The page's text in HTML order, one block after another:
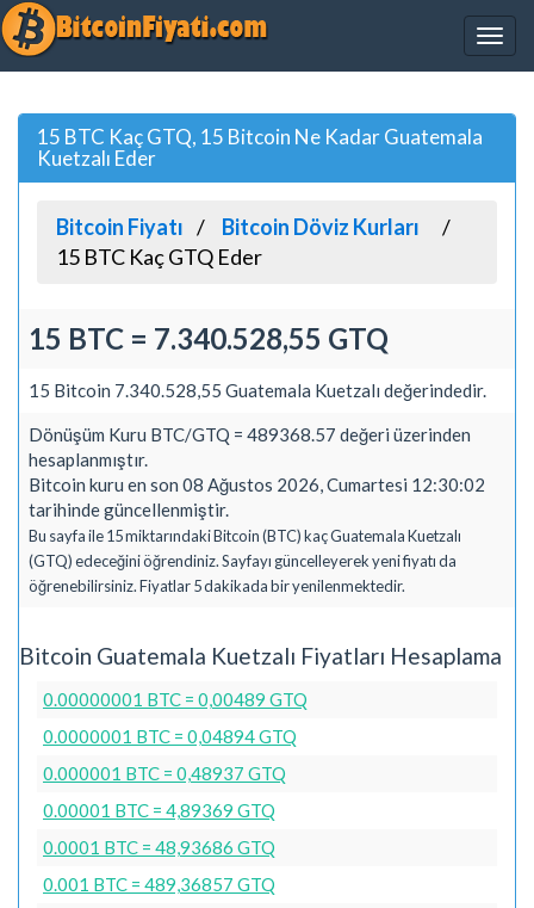
15 BTC Kaç GTQ, 15 Bitcoin Ne Kadar Guatemala
Kuetzalı Eder
Bitcoin Fiyatı
Bitcoin Döviz Kurları
15 BTC Kaç GTQ Eder
15 BTC = 7.340.528,55 GTQ
15 Bitcoin 7.340.528,55 Guatemala Kuetzalı değerindedir.
Dönüşüm Kuru BTC/GTQ = 489368.57 değeri üzerinden
hesaplanmıştır.
Bitcoin kuru en son 08 Ağustos 2026, Cumartesi 12:30:02
tarihinde güncellenmiştir.
Bu sayfa ile 15 miktarındaki Bitcoin (BTC) kaç Guatemala Kuetzalı
(GTQ) edeceğini öğrendiniz. Sayfayı güncelleyerek yeni fiyatı da
öğrenebilirsiniz. Fiyatlar 5 dakikada bir yenilenmektedir.
Bitcoin Guatemala Kuetzalı Fiyatları Hesaplama
0.00000001 BTC = 0,00489 GTQ
0.0000001 BTC = 0,04894 GTQ
0.000001 BTC = 0,48937 GTQ
0.00001 BTC = 4,89369 GTQ
0.0001 BTC = 48,93686 GTQ
0.001 BTC = 489,36857 GTQ